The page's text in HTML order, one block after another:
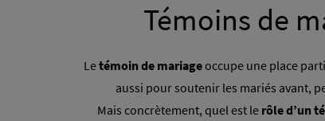
Témoins de
Letémoin de mariageoccupe une place
aussi pour soutenir les mariés avant,
Mais concrètement, quel est le rôle d’un